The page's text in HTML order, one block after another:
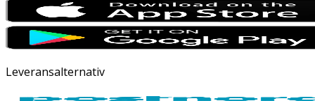
Leveransalternativ